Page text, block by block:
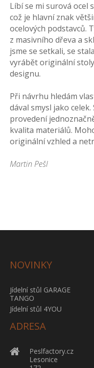
Líbí se mi surová ocel
což je hlavní znak
ocelových podstavců.
z masivního dřeva a
jsme se setkali, se
vyrábět originální
designu.
Při návrhu hledám
dával smysl jako
provedení
kvalita materiálů.
originální vzhled a
Martin Pešl
NOVINKY
Jídelní stůl GARAGE
TANGO
Jídelní stůl 4YOU
ADRESA
Peslfactory.cz
Lesonice